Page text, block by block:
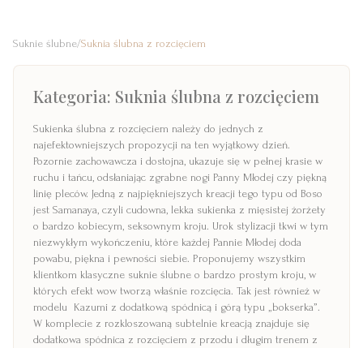
Suknie ślubne/Suknia ślubna z rozcięciem
Kategoria: Suknia ślubna z rozcięciem
Sukienka ślubna z rozcięciem należy do jednych z
najefektowniejszych propozycji na ten wyjątkowy dzień.
Pozornie zachowawcza i dostojna, ukazuje się w pełnej krasie w
ruchu i tańcu, odsłaniając zgrabne nogi Panny Młodej czy piękną
linię pleców. Jedną z najpiękniejszych kreacji tego typu od Boso
jest Samanaya, czyli cudowna, lekka sukienka z mięsistej żorżety
o bardzo kobiecym, seksownym kroju. Urok stylizacji tkwi w tym
niezwykłym wykończeniu, które każdej Pannie Młodej doda
powabu, piękna i pewności siebie. Proponujemy wszystkim
klientkom klasyczne suknie ślubne o bardzo prostym kroju, w
których efekt wow tworzą właśnie rozcięcia. Tak jest również w
modelu Kazumi z dodatkową spódnicą i górą typu „bokserka”.
W komplecie z rozkloszowaną subtelnie kreacją znajduje się
dodatkowa spódnica z rozcięciem z przodu i długim trenem z